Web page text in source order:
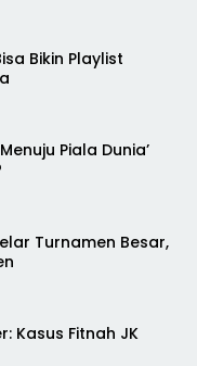
Bikin Playlist
Piala Dunia’
Turnamen Besar,
Kasus Fitnah JK